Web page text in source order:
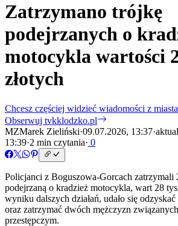
Zatrzymano trójkę
podejrzanych o
motocykla wartości
złotych
Chcesz częściej widzieć wiadomości z
Obserwuj tvkklodzko.pl
MZMarek Zieliński·09.07.2026, 13:37·
13:39·2 min czytania· 0
Policjanci z Boguszowa-Gorcach zatrzymali
podejrzaną o kradzież motocykla, wart 28
wyniku dalszych działań, udało się
oraz zatrzymać dwóch mężczyzn
przestępczym.